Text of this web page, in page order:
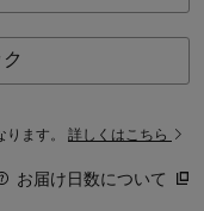
ります。 詳しくはこちら
お届け日数について